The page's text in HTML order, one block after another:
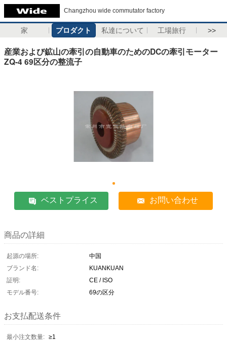
Changzhou wide commutator factory
家 プロダクト 私達について 工場旅行 >>
産業および鉱山の牽引の自動車のためのDCの牽引モーター
ZQ-4 69区分の整流子
ベストプライス お問い合わせ
商品の詳細
起源の場所:
中国
ブランド名:
KUANKUAN
証明:
CE / ISO
モデル番号:
69の区分
お支払配送条件
最小注文数量: ≥1